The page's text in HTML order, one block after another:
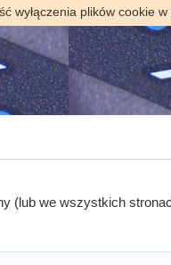
plików cookie
(lub we wszystkich